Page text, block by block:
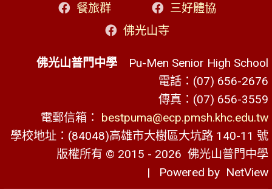
餐旅群
三好體協
佛光山寺
佛光山普門中學 Pu-Men Senior High School
電話：(07) 656-2676
傳真：(07) 656-3559
電郵信箱： bestpuma@ecp.pmsh.khc.edu.tw
學校地址：(84048)高雄市大樹區大坑路 140-11 號
版權所有 © 2015 - 2026 佛光山普門中學
| Powered by NetView